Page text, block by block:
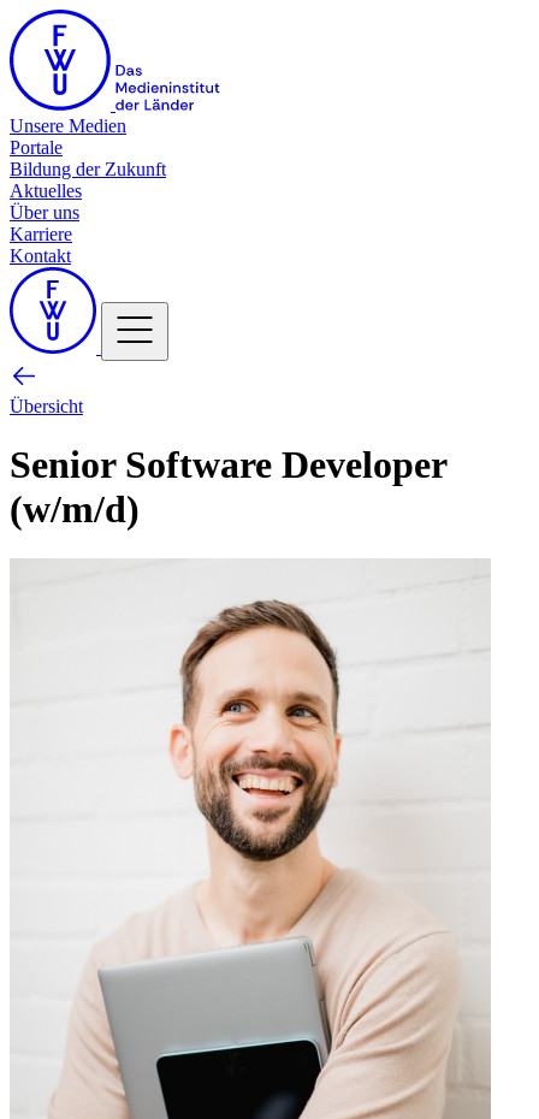
Unsere Medien
Portale
Bildung der Zukunft
Aktuelles
Über uns
Karriere
Kontakt
Übersicht
Senior Software Developer
(w/m/d)